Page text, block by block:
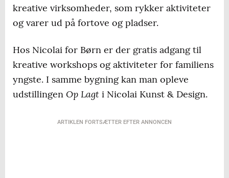
kreative virksomheder, som rykker aktiviteter
og varer ud på fortove og pladser.
Hos Nicolai for Børn er der gratis adgang til
kreative workshops og aktiviteter for familiens
yngste. I samme bygning kan man opleve
udstillingen Op Lagt i Nicolai Kunst & Design.
ARTIKLEN FORTSÆTTER EFTER ANNONCEN